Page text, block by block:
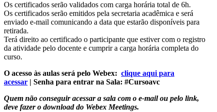
Os certificados serão validados com carga horária total de 6h.
Os certificados serão emitidos pela secretaria acadêmica e será
enviado e-mail comunicando a data que estarão disponíveis para
retirada.
Terá direito ao certificado o participante que estiver com o registro
da atividade pelo docente e cumprir a carga horária completa do
curso.
O acesso às aulas será pelo Webex: clique aqui para
acessar | Senha para entrar na Sala: #Cursoavc
Quem não conseguir acessar a sala com o e-mail ou pelo link,
deve fazer o download do Webex Meetings.